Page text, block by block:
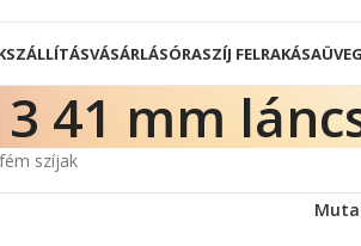
SZÁLLÍTÁSVÁSÁRLÁSÓRASZÍJ FELRAKÁSA
41 mm
szíjak